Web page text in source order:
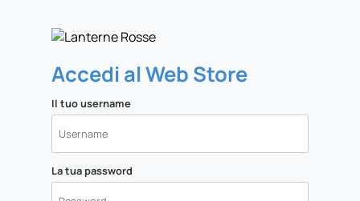
Accedi al Web Store
Il tuo username
La tua password